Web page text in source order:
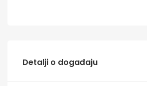
Detalji o događaju